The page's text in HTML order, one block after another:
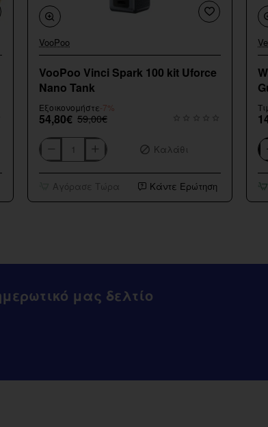
Εξαντληθηκε
VooPoo
VooPoo Vinci Spark 100 kit Uforce
Nano Tank
Εξοικονομήστε-7%
54,80€ 59,00€
VooPoo
Vinci
Spark
Καλάθι
Αγόρασε Τώρα Κάντε Ερώτηση
μας δελτίο